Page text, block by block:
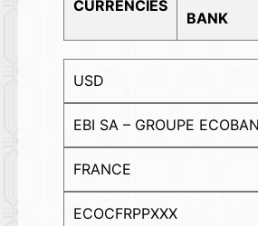
CURRENCIES
BANK
USD
EBI SA – GROUPE
FRANCE
ECOCFRPPXXX